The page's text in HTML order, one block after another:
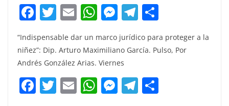
F
c
e
b
o
T
w
itt
er
E
ai
l
W
at
s
A
p
M
e
ss
e
n
g
T
e
a
m
m
“Indispensable dar un marco jurídico para proteger a la
niñez”: Dip. Arturo Maximiliano García. Pulso, Por
Andrés González Arias. Viernes
F T E W M T